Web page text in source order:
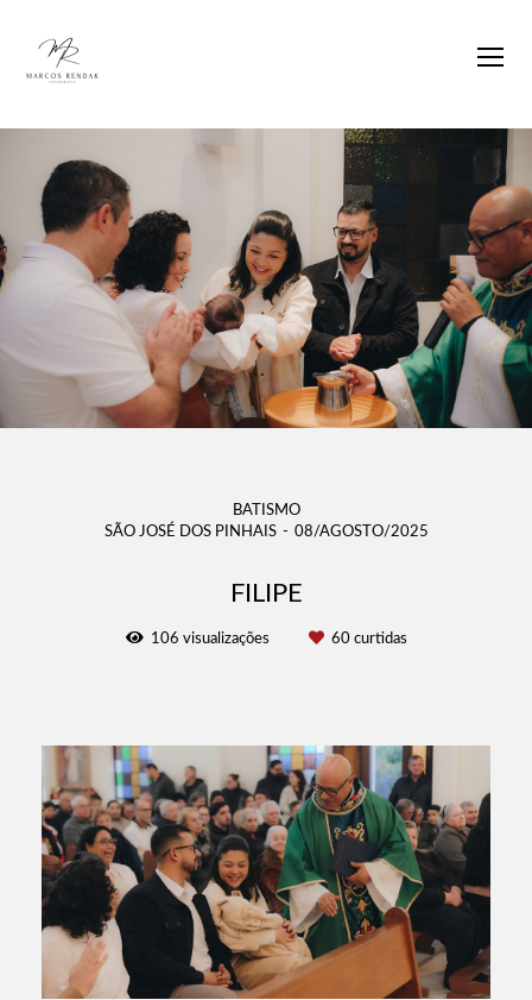
BATISMO
SÃO JOSÉ DOS PINHAIS
08/AGOSTO/2025
FILIPE
106 visualizações 60curtidas